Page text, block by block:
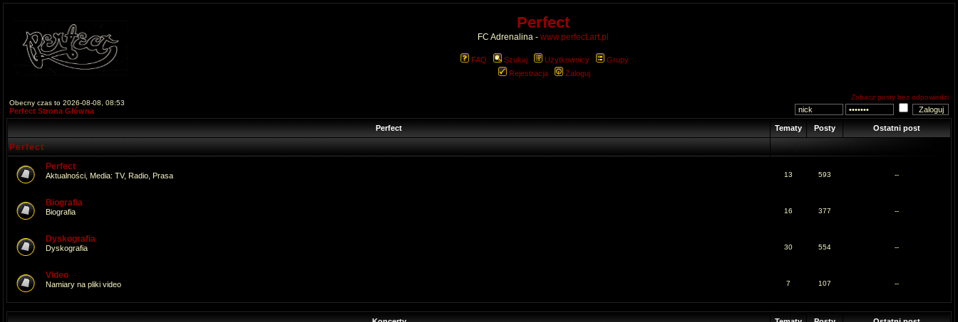
Perfect
FC Adrenalina - www.perfect.art.pl
FAQ Szukaj Użytkownicy
Grupy
Rejestracja
Zaloguj
Obecny czas to 2026-08-08, 08:53
Perfect Strona Główna
Zobacz posty bez odpowiedzi
Perfect Tematy Posty Ostatni post
Perfect
Perfect
Aktualności, Media: TV, Radio, Prasa 13 593 --
Biografia
Biografia 16 377 --
Dyskografia
Dyskografia 30 554 --
Video
Namiary na pliki video 7 107 --